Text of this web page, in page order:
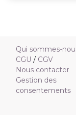
Qui sommes-
CGU / CGV
Nous contacter
Gestion des
consentements